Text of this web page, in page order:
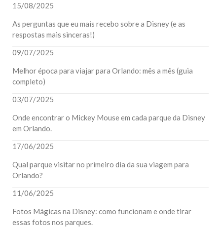
15/08/2025
As perguntas que eu mais recebo sobre a Disney (e as
respostas mais sinceras!)
09/07/2025
Melhor época para viajar para Orlando: mês a mês (guia
completo)
03/07/2025
Onde encontrar o Mickey Mouse em cada parque da Disney
em Orlando.
17/06/2025
Qual parque visitar no primeiro dia da sua viagem para
Orlando?
11/06/2025
Fotos Mágicas na Disney: como funcionam e onde tirar
essas fotos nos parques.